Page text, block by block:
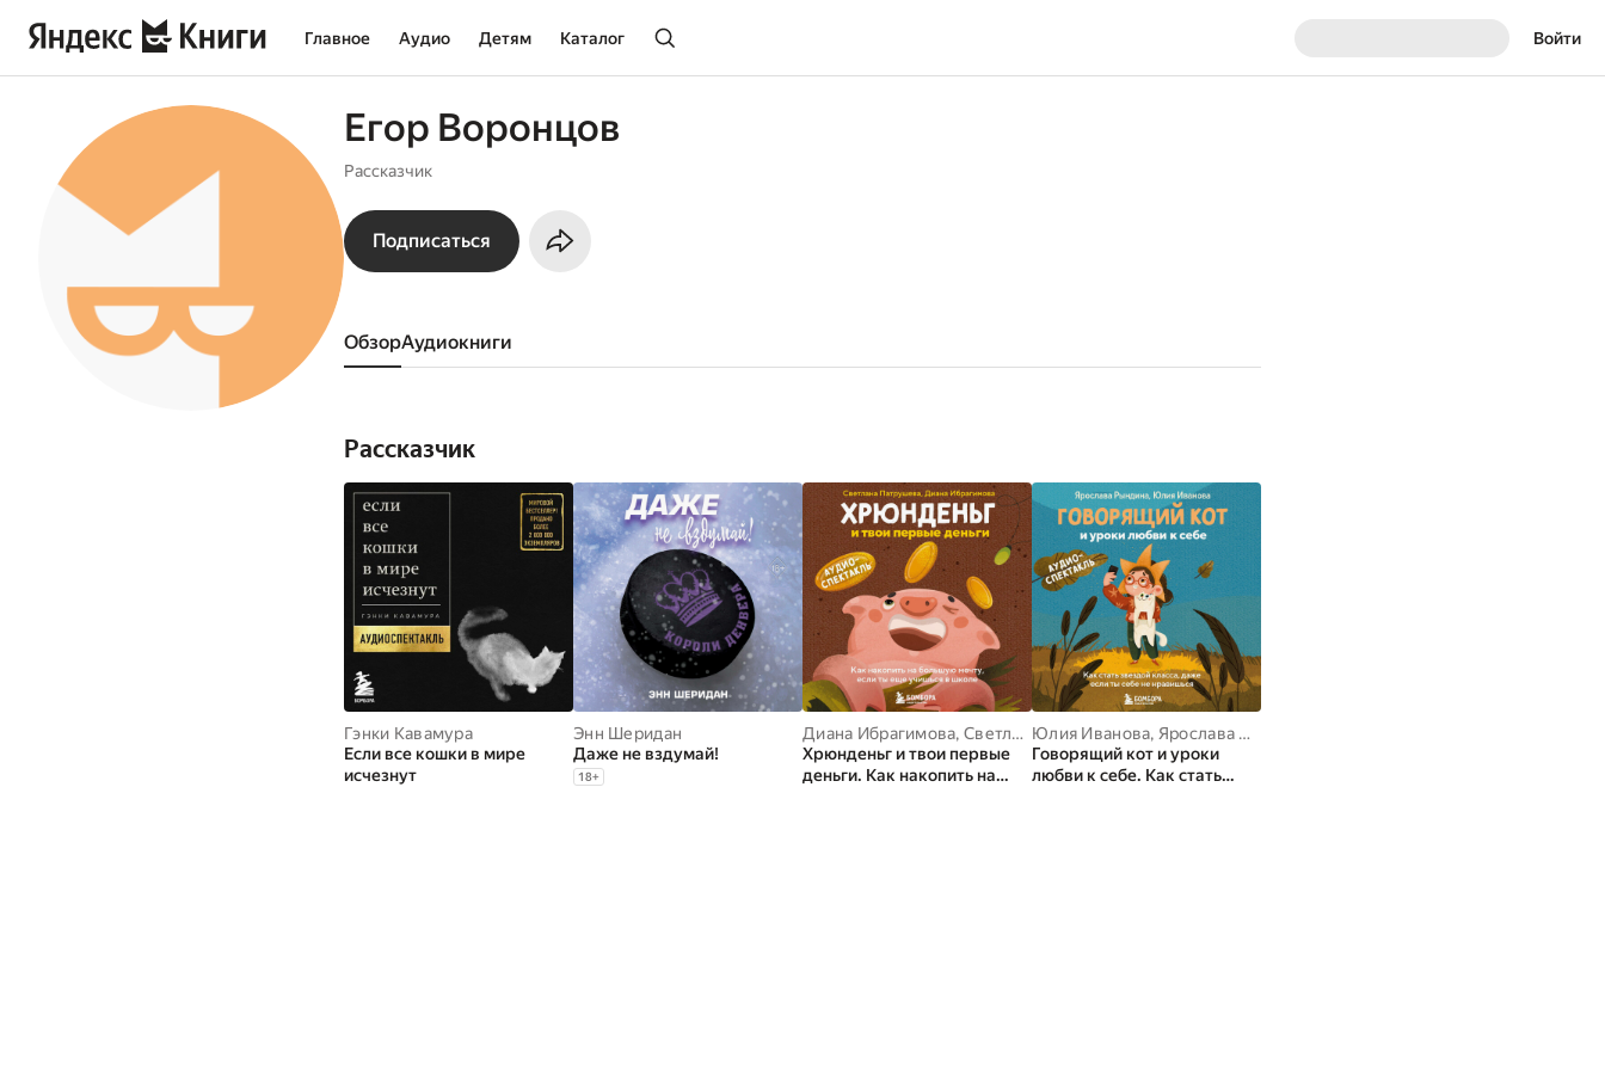
Главное Аудио Детям Каталог Войти
Егор Воронцов
Рассказчик
Подписаться
Обзор аудиокниги
Рассказчик
Гэнки Кавамура
Если все кошки в мире
исчезнут
Энн Шеридан
Даже не вздумай!
18+
Диана Ибрагимова,Светлана Патрушева
Хрюнденьг и твои первые
деньги. Как накопить на
Юлия Иванова, Ярослава Рындина
Говорящий кот и уроки
любви к себе. Как стать